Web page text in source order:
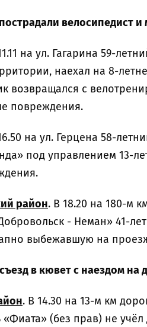
велосипедист
на ул. Гагарина 59-
наехал на 8-
возвращался с
повреждения.
на ул. Герцена 58-
под управлением 13-
район. В 18.20 на 180-м
- Неман» 41-
выбежавшую на
в кювет с наездом на
. В 14.30 на 13-м км
«Фиата» (без прав) не